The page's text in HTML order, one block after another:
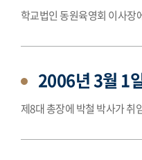
학교법인 동원육영회 이사장
2006년 3월 1
제8대 총장에 박철 박사가 취